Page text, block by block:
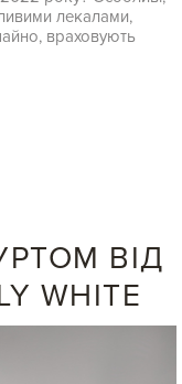
лекалами,
враховують
ВІД
WHITE